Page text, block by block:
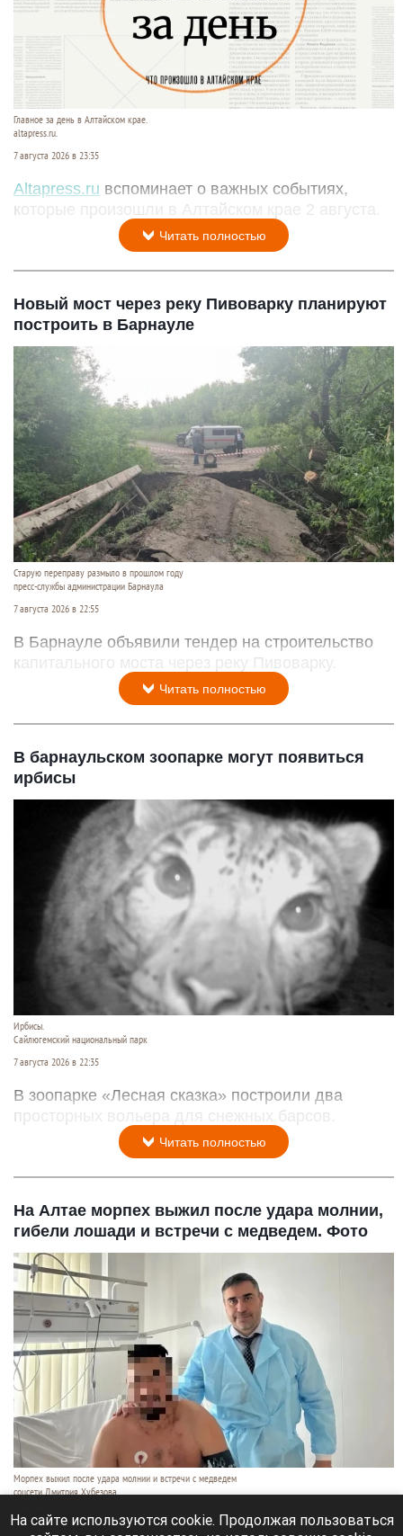
Главное за день в Алтайском крае.
altapress.ru.
7 августа 2026 в 23:35
Altapress.ru вспоминает о важных событиях,
которые произошли в Алтайском крае 2 августа.
Читать полностью
Новый мост через реку Пивоварку планируют
построить в Барнауле
Старую переправу размыло в прошлом году
пресс-службы администрации Барнаула
7 августа 2026 в 22:55
В Барнауле объявили тендер на строительство
капитального моста через реку Пивоварку.
Читать полностью
В барнаульском зоопарке могут появиться
ирбисы
Ирбисы.
Сайлюгемский национальный парк
7 августа 2026 в 22:35
В зоопарке «Лесная сказка» построили два
просторных вольера для снежных барсов.
Читать полностью
На Алтае морпех выжил после удара молнии,
гибели лошади и встречи с медведем. Фото
Морпех выжил после удара молнии и встречи с медведем
соцсети Дмитрия Хубезова
7 августа 2026 в 22:15
На сайте используются cookie. Продолжая пользоваться